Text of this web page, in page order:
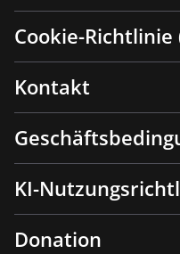
Cookie-Richtlinie
Kontakt
KI-
Donation